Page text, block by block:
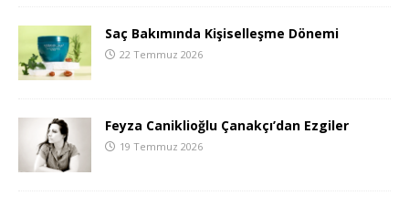
Saç Bakımında Kişiselleşme Dönemi
22 Temmuz 2026
Feyza Caniklioğlu Çanakçı’dan Ezgiler
19 Temmuz 2026